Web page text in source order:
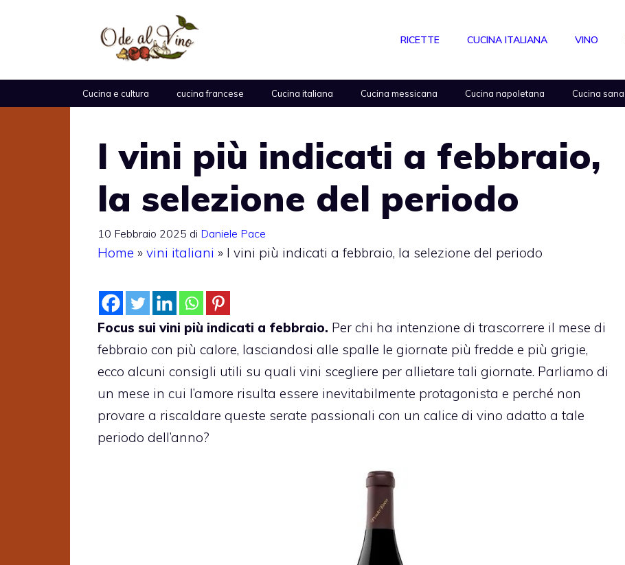
RICETTE CUCINA ITALIANA VINO
Cucina e cultura cucina francese Cucina italiana Cucina messicana Cucina napoletana Cucina sana
I vini più indicati a febbraio,
la selezione del periodo
10 Febbraio 2025 di Daniele Pace
Home » vini italiani » I vini più indicati a febbraio, la selezione del periodo
Focus sui vini più indicati a febbraio. Per chi ha intenzione di trascorrere il mese di
febbraio con più calore, lasciandosi alle spalle le giornate più fredde e più grigie,
ecco alcuni consigli utili su quali vini scegliere per allietare tali giornate. Parliamo di
un mese in cui l’amore risulta essere inevitabilmente protagonista e perché non
provare a riscaldare queste serate passionali con un calice di vino adatto a tale
periodo dell’anno?